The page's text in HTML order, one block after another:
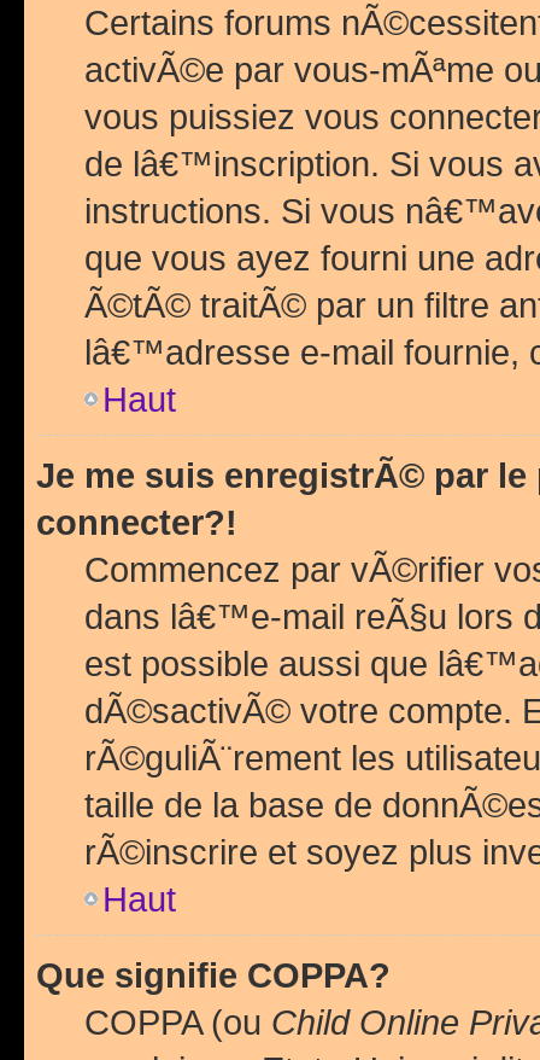
Certains forums
activÃ©e par vous-mÃªme
vous puissiez vous
de lâ€™inscription. Si vous
instructions. Si vous
que vous ayez fourni une
Ã©tÃ© traitÃ© par un filtre
lâ€™adresse e-mail fournie,
Haut
Je me suis enregistrÃ© par
connecter?!
Commencez par vÃ©rifier
dans lâ€™e-mail reÃ§u lors
est possible aussi que
dÃ©sactivÃ© votre compte.
rÃ©guliÃ¨rement les
taille de la base de
rÃ©inscrire et soyez plus
Haut
Que signifie COPPA?
COPPA (ou Child Online